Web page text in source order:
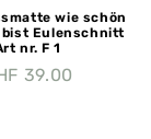
wie schön
bist Eulenschnitt
nr. F 1
39.00